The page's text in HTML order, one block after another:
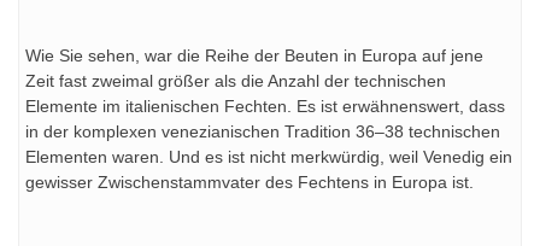
Wie Sie sehen, war die Reihe der Beuten in Europa auf jene
Zeit fast zweimal größer als die Anzahl der technischen
Elemente im italienischen Fechten. Es ist erwähnenswert, dass
in der komplexen venezianischen Tradition 36–38 technischen
Elementen waren. Und es ist nicht merkwürdig, weil Venedig ein
gewisser Zwischenstammvater des Fechtens in Europa ist.